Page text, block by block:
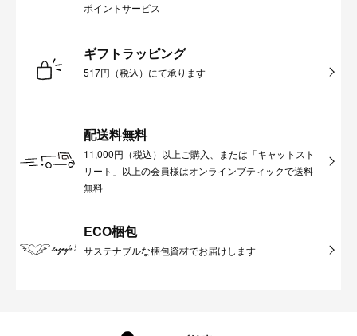
ポイントサービス
ギフトラッピング
517円（税込）にて承ります
配送料無料
11,000円（税込）以上ご購入、または「キャットスト
リート」以上の会員様はオンラインブティックで送料
無料
ECO梱包
サステナブルな梱包資材でお届けします